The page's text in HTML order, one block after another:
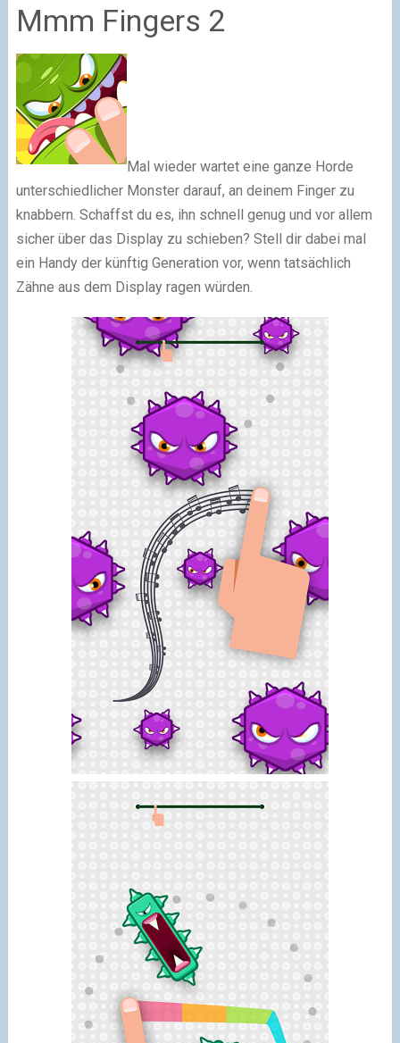
Mmm Fingers 2
Mal wieder wartet eine ganze Horde
unterschiedlicher Monster darauf, an deinem Finger zu
knabbern. Schaffst du es, ihn schnell genug und vor allem
sicher über das Display zu schieben? Stell dir dabei mal
ein Handy der künftig Generation vor, wenn tatsächlich
Zähne aus dem Display ragen würden.